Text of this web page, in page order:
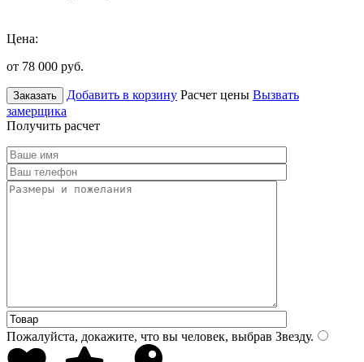
Цена:
от 78 000 руб.
Заказать Добавить в корзину Расчет цены Вызвать
замерщика
Получить расчет
Пожалуйста, докажите, что вы человек, выбрав Звезду.